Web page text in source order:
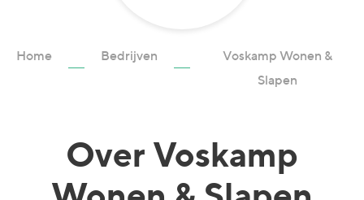
Home Bedrijven
Voskamp Wonen &
Slapen
Over Voskamp